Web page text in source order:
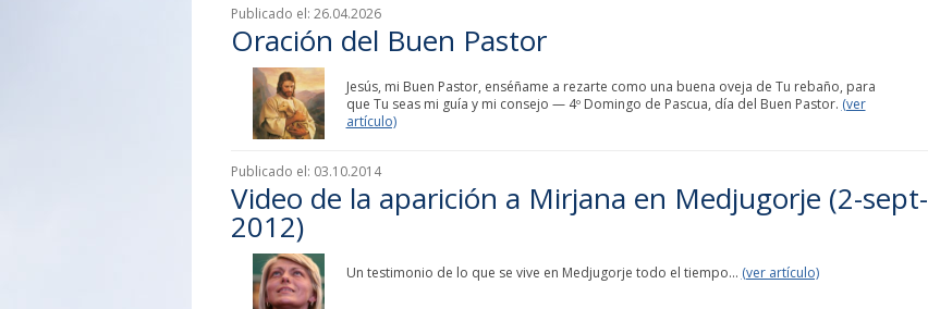
Publicado el: 26.04.2026
Oración del Buen Pastor
Jesús, mi Buen Pastor, enséñame a rezarte como una buena oveja de Tu rebaño, para
que Tu seas mi guía y mi consejo — 4º Domingo de Pascua, día del Buen Pastor. (ver
artículo)
Publicado el: 03.10.2014
Video de la aparición a Mirjana en Medjugorje (2-sept-
2012)
Un testimonio de lo que se vive en Medjugorje todo el tiempo... (ver artículo)